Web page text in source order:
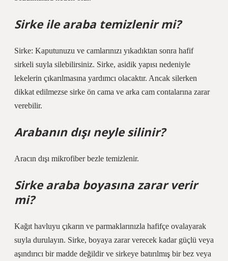
Sirke ile araba temizlenir mi?
Sirke: Kaputunuzu ve camlarınızı yıkadıktan sonra hafif
sirkeli suyla silebilirsiniz. Sirke, asidik yapısı nedeniyle
lekelerin çıkarılmasına yardımcı olacaktır. Ancak silerken
dikkat edilmezse sirke ön cama ve arka cam contalarına zarar
verebilir.
Arabanın dışı neyle silinir?
Aracın dışı mikrofiber bezle temizlenir.
Sirke araba boyasına zarar verir
mi?
Kağıt havluyu çıkarın ve parmaklarınızla hafifçe ovalayarak
suyla durulayın. Sirke, boyaya zarar verecek kadar güçlü veya
aşındırıcı bir madde değildir ve sirkeye batırılmış bir bez veya